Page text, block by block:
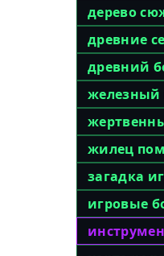
дерево
древние
древний
железный
жилец
загадка
игровые